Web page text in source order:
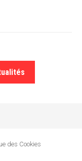
des Cookies